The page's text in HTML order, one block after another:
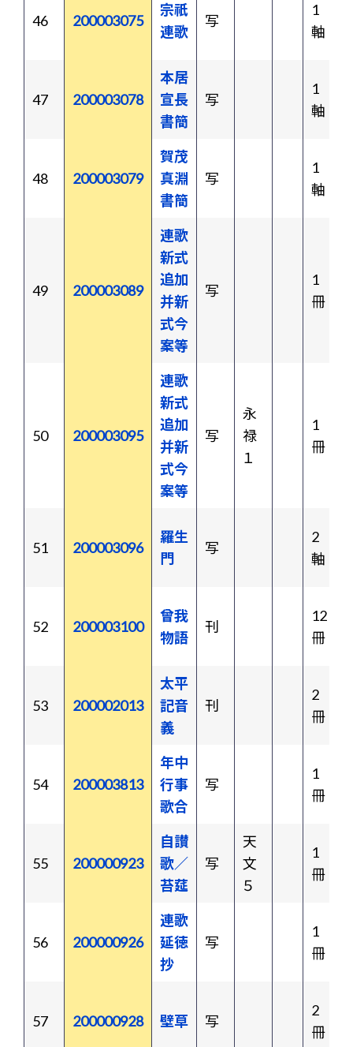
46 200003075
宗祇
連歌
写
1
軸
47 200003078
本居
宣長
書簡
写
1
軸
48 200003079
賀茂
真淵
書簡
写
1
軸
49 200003089
連歌
新式
追加
并新
式今
案等
写
1
冊
50 200003095
連歌
新式
追加
并新
式今
案等
写
永
禄
１
1
冊
51 200003096
羅生
門
写
2
軸
52 200003100
曾我
物語
刊
12
冊
53 200002013
太平
記音
義
刊
2
冊
54 200003813
年中
行事
歌合
写
1
冊
55 200000923
自讃
歌／
苔莚
写
天
文
５
1
冊
56 200000926
連歌
延徳
抄
写
1
冊
57 200000928 壁草 写
2
冊